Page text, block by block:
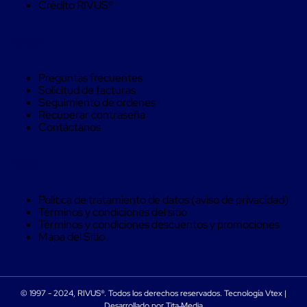
trinca
poliéster
tejido
Hebillas
para
trinca
Trinca
Bolsas
para
viveros
Alambre
de
envolventes
Mallas
MORSE
Crédito RIVUS®
Preguntas frecuentes
Solicitud de facturas
Seguimiento de ordenes
Recuperar contraseña
Contáctanos
Política de tratamiento de datos (aviso de privacidad)
Términos y condiciones del sitio
Términos y condiciones descuentos y promociones
Mapa del Sitio
© 1997 - 2024, RIVUS®. Todos los derechos reservados. Tecnología Vtex |